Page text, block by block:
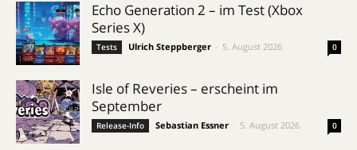
Echo Generation 2 – im Test (Xbox
Series X)
Tests Ulrich Steppberger 5. August 2026 0
Isle of Reveries – erscheint im
September
Release-Info Sebastian Essner 5. August 2026 0